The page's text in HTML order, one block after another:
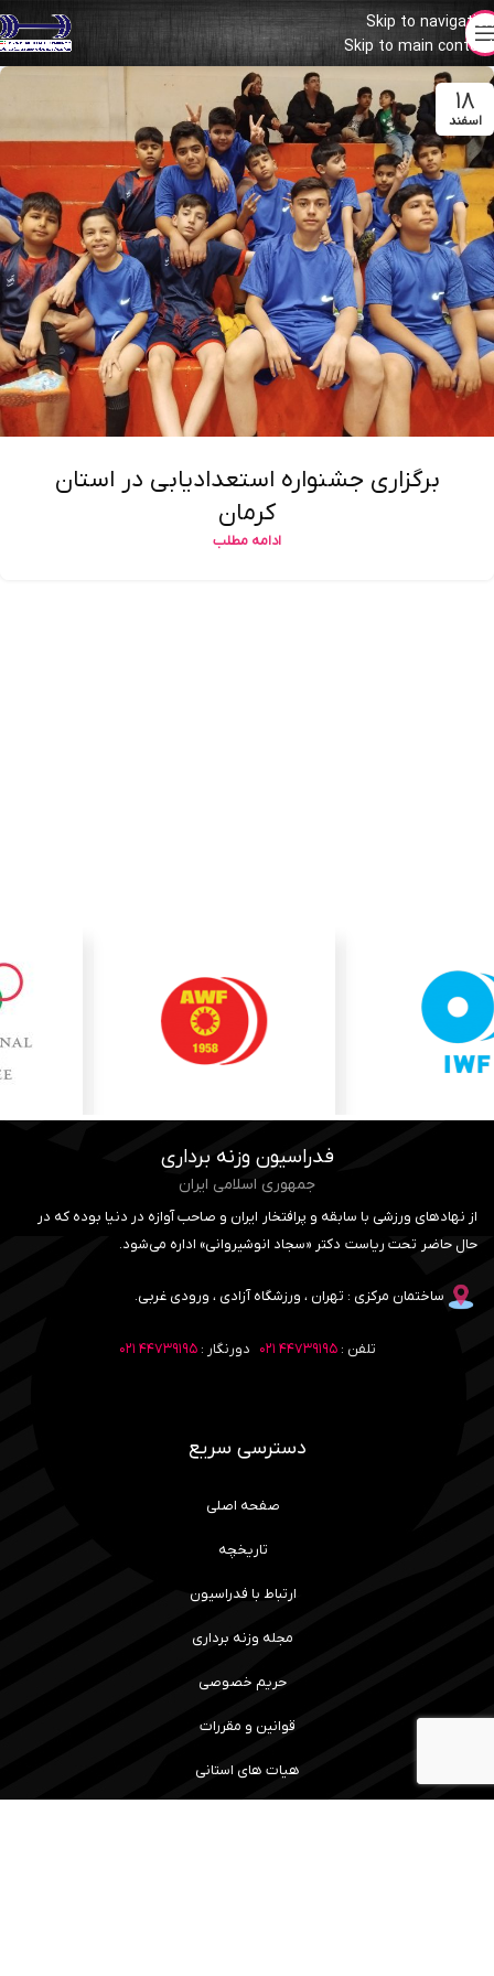
Skip to navigation
Skip to main content
۱۸
اسفند
برگزاری جشنواره استعدادیابی در استان
کرمان
ادامه مطلب
فدراسیون وزنه برداری
جمهوری اسلامی ایران
از نهادهای ورزشی با سابقه و پرافتخار ایران و صاحب آوازه در دنیا بوده که در
حال حاضر تحت ریاست دکتر «سجاد انوشیروانی» اداره می‌شود.
ساختمان مرکزی : تهران ، ورزشگاه آزادی ، ورودی غربی.
تلفن :۴۴۷۳۹۱۹۵ ۰۲۱ دورنگار :۴۴۷۳۹۱۹۵ ۰۲۱
دسترسی سریع
صفحه اصلی
تاریخچه
ارتباط با فدراسیون
مجله وزنه برداری
حریم خصوصی
قوانین و مقررات
هیات های استانی